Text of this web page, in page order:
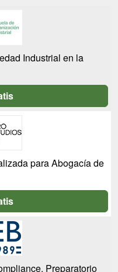
Industrial en la
para Abogacía de
Preparatorio